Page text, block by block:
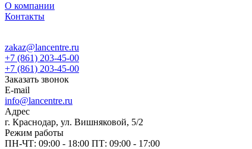
О компании
Контакты
zakaz@lancentre.ru
+7 (861) 203-45-00
+7 (861) 203-45-00
Заказать звонок
E-mail
info@lancentre.ru
Адрес
г. Краснодар, ул. Вишняковой, 5/2
Режим работы
ПН-ЧТ: 09:00 - 18:00 ПТ: 09:00 - 17:00